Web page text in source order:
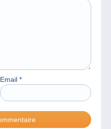
Email *